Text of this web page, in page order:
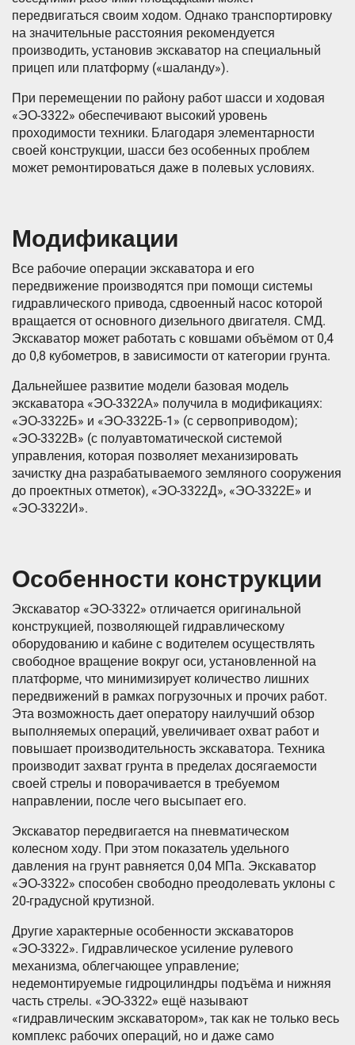
передвигаться своим ходом. Однако транспортировку
на значительные расстояния рекомендуется
производить, установив экскаватор на специальный
прицеп или платформу («шаланду»).
При перемещении по району работ шасси и ходовая
«ЭО-3322» обеспечивают высокий уровень
проходимости техники. Благодаря элементарности
своей конструкции, шасси без особенных проблем
может ремонтироваться даже в полевых условиях.
Модификации
Все рабочие операции экскаватора и его
передвижение производятся при помощи системы
гидравлического привода, сдвоенный насос которой
вращается от основного дизельного двигателя. СМД.
Экскаватор может работать с ковшами объёмом от 0,4
до 0,8 кубометров, в зависимости от категории грунта.
Дальнейшее развитие модели базовая модель
экскаватора «ЭО-3322А» получила в модификациях:
«ЭО-3322Б» и «ЭО-3322Б-1» (с сервоприводом);
«ЭО-3322В» (с полуавтоматической системой
управления, которая позволяет механизировать
зачистку дна разрабатываемого земляного сооружения
до проектных отметок), «ЭО-3322Д», «ЭО-3322Е» и
«ЭО-3322И».
Особенности конструкции
Экскаватор «ЭО-3322» отличается оригинальной
конструкцией, позволяющей гидравлическому
оборудованию и кабине с водителем осуществлять
свободное вращение вокруг оси, установленной на
платформе, что минимизирует количество лишних
передвижений в рамках погрузочных и прочих работ.
Эта возможность дает оператору наилучший обзор
выполняемых операций, увеличивает охват работ и
повышает производительность экскаватора. Техника
производит захват грунта в пределах досягаемости
своей стрелы и поворачивается в требуемом
направлении, после чего высыпает его.
Экскаватор передвигается на пневматическом
колесном ходу. При этом показатель удельного
давления на грунт равняется 0,04 МПа. Экскаватор
«ЭО-3322» способен свободно преодолевать уклоны с
20-градусной крутизной.
Другие характерные особенности экскаваторов
«ЭО-3322». Гидравлическое усиление рулевого
механизма, облегчающее управление;
недемонтируемые гидроцилиндры подъёма и нижняя
часть стрелы. «ЭО-3322» ещё называют
«гидравлическим экскаватором», так как не только весь
комплекс рабочих операций, но и даже само